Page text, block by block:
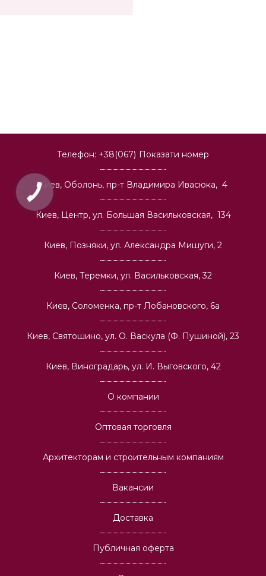
Телефон: +38(067) Показати номер
Киев, Оболонь, пр-т Владимира Ивасюка, 4
Киев, Центр, ул. Большая Васильковская, 134
Киев, Позняки, ул. Александра Мишуги, 2
Киев, Теремки, ул. Васильковская, 32
Киев, Соломенка, пр-т Лобановского, 6а
Киев, Святошино, ул. О. Васкула (Ф. Пушиной), 23
Киев, Виноградарь, ул. И. Выговского, 42
О компании
Оптовая торговля
Архитекторам и строительным компаниям
Вакансии
Доставка
Публичная оферта